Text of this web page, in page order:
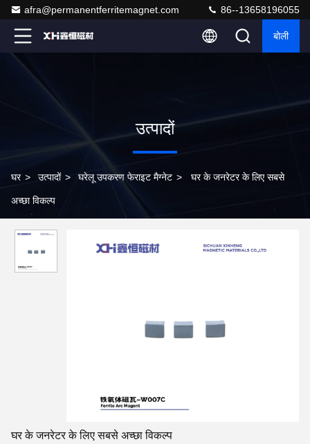
afra@permanentferritemagnet.com 86--13658196055
बोली
उत्पादों
घर > उत्पादों > घरेलू उपकरण फेराइट मैग्नेट > घर के जनरेटर के लिए सबसे
अच्छा विकल्प
घर के जनरेटर के लिए सबसे अच्छा विकल्प